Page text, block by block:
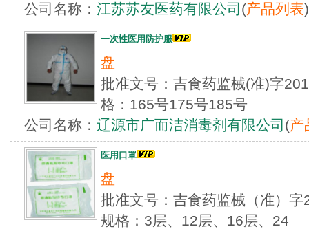
公司名称： 江苏苏友医药有限公司 (产品列表)
一次性医用防护服
盘
批准文号：吉食药监械(准)字
格：165号175号185号
公司名称： 辽源市广而洁消毒剂有限公司 (产
医用口罩
盘
批准文号：吉食药监械（准
规格：3层、12层、16层、24